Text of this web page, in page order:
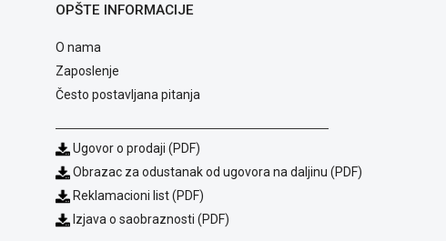
OPŠTE INFORMACIJE
O nama
Zaposlenje
Često postavljana pitanja
Ugovor o prodaji (PDF)
Obrazac za odustanak od ugovora na daljinu (PDF)
Reklamacioni list (PDF)
Izjava o saobraznosti (PDF)